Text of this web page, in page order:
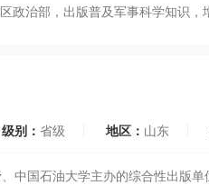
治部，出版普及军事科学知识
级别： 省级 地区： 山东
中国石油大学主办的综合性出版单